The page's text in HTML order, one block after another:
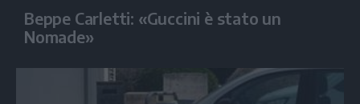
Beppe Carletti: «Guccini è stato un
Nomade»